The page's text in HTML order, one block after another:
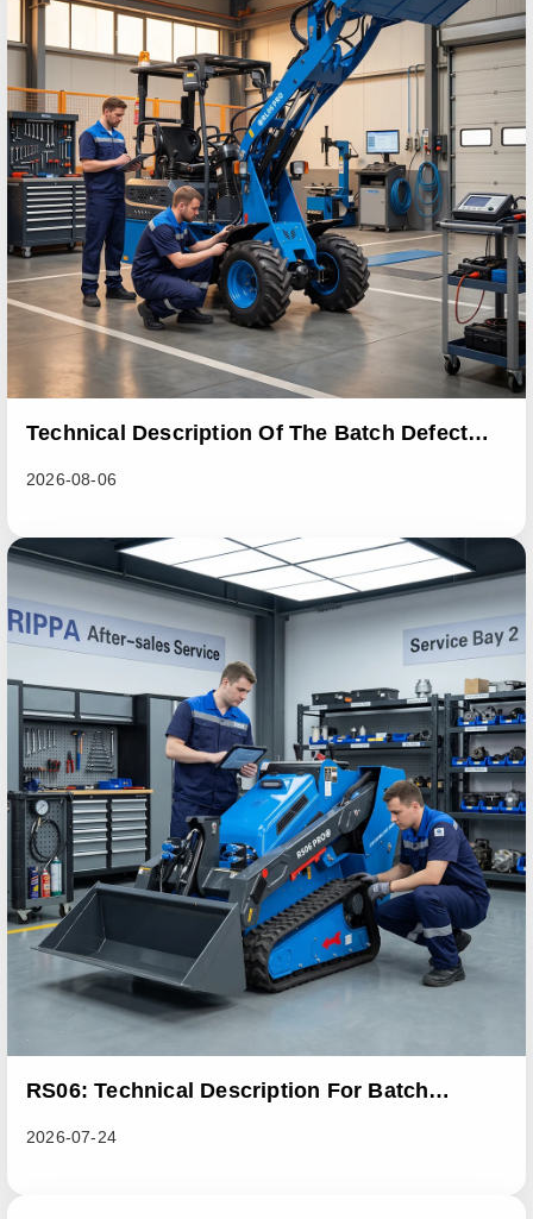
Technical Description Of The Batch Defect
2026-08-06
RS06: Technical Description For Batch
2026-07-24